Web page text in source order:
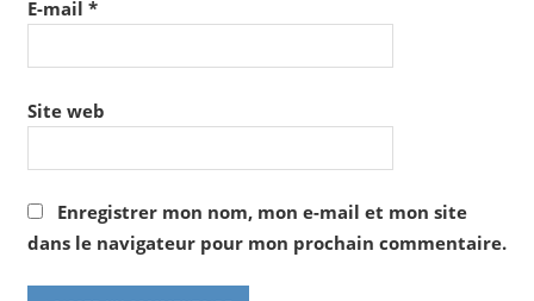
E-mail *
Site web
Enregistrer mon nom, mon e-mail et mon site
dans le navigateur pour mon prochain commentaire.